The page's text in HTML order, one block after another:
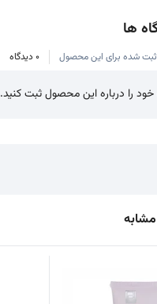
ها
ثبت شده برای این محصول 0 دیدگاه
خود را درباره این محصول ثبت کنید.